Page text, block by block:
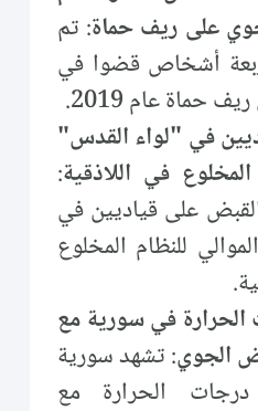
: تم
أشخاص قضوا في
عام 2019.
في "لواء القدس"
في اللاذقية:
على قياديين في
للنظام المخلوع
في سورية مع
الجوي: تشهد سورية
الحرارة مع